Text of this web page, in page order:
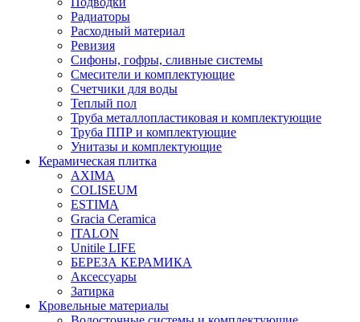
Радиаторы
Расходный материал
Ревизия
Сифоны, гофры, сливные системы
Смесители и комплектующие
Счетчики для воды
Теплый пол
Труба металлопластиковая и комплектующие
Труба ППР и комплектующие
Унитазы и комплектующие
Керамическая плитка
AXIMA
COLISEUM
ESTIMA
Gracia Ceramica
ITALON
Unitile LIFE
БЕРЕЗА КЕРАМИКА
Аксессуары
Затирка
Кровельные материалы